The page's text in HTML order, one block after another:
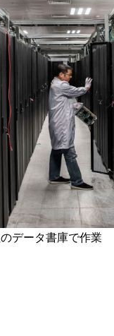
データ書庫で作業